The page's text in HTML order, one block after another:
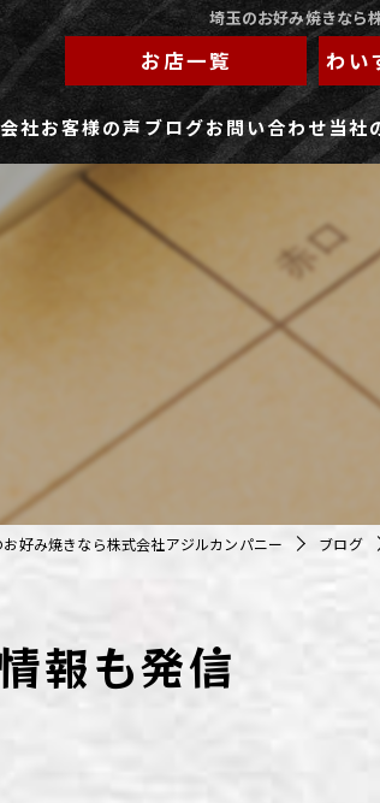
埼玉のお好み焼きなら
お店一覧 わい
社お客様の声 ブログお問い合わせ当社
ラ
鉄
お好み焼きなら株式会社アジルカンパニー ブログ
報も発信